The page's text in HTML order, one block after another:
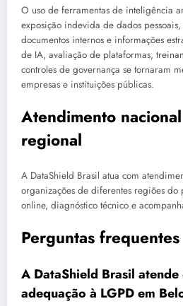
O uso de ferramentas de inteligência
exposição indevida de dados pessoais,
documentos internos e informações
de IA, avaliação de plataformas,
controles de governança se tornaram
empresas e instituições públicas.
Atendimento
regional
A DataShield Brasil atua com
organizações de diferentes regiões
online, diagnóstico técnico e
Perguntas frequentes
A DataShield Brasil atende
adequação à LGPD em